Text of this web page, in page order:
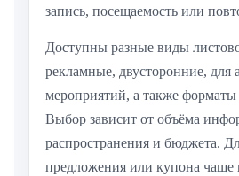
запись, посещаемость или
Доступны разные виды
рекламные, двусторонние, для
мероприятий, а также
Выбор зависит от объёма
распространения и бюджета.
предложения или купона